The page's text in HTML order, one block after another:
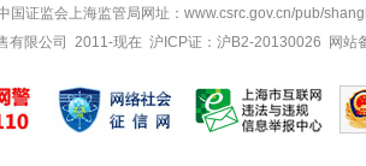
管理基金
嘉实全球房地产(
管理
嘉实
国证监会上海监管局网址： www.csrc.gov.cn/pub/
有限公司 2011-现在 沪ICP证：沪B2-20130026
网站